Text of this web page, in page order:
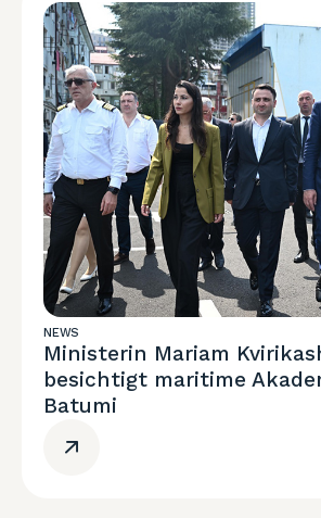
NEWS
Ministerin Mariam
besichtigt maritime
Batumi